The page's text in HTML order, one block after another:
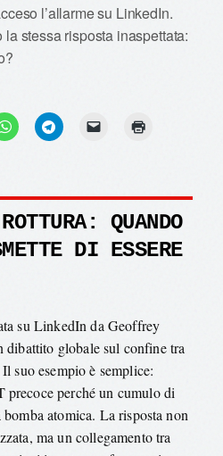
l’allarme su LinkedIn.
stessa risposta inaspettata:
QUANDO
DI ESSERE
su LinkedIn da Geoffrey
globale sul confine tra
suo esempio è semplice:
precoce perché un cumulo di
atomica. La risposta non
ma un collegamento tra